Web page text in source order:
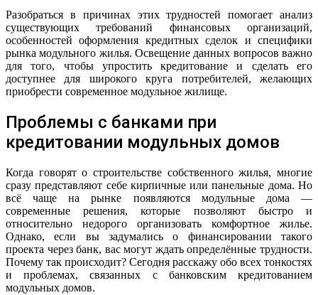
Разобраться в причинах этих трудностей помогает анализ
существующих требований финансовых организаций,
особенностей оформления кредитных сделок и специфики
рынка модульного жилья. Освещение данных вопросов важно
для того, чтобы упростить кредитование и сделать его
доступнее для широкого круга потребителей, желающих
приобрести современное модульное жилище.
Проблемы с банками при
кредитовании модульных домов
Когда говорят о строительстве собственного жилья, многие
сразу представляют себе кирпичные или панельные дома. Но
всё чаще на рынке появляются модульные дома —
современные решения, которые позволяют быстро и
относительно недорого организовать комфортное жилье.
Однако, если вы задумались о финансировании такого
проекта через банк, вас могут ждать определённые трудности.
Почему так происходит? Сегодня расскажу обо всех тонкостях
и проблемах, связанных с банковским кредитованием
модульных домов.